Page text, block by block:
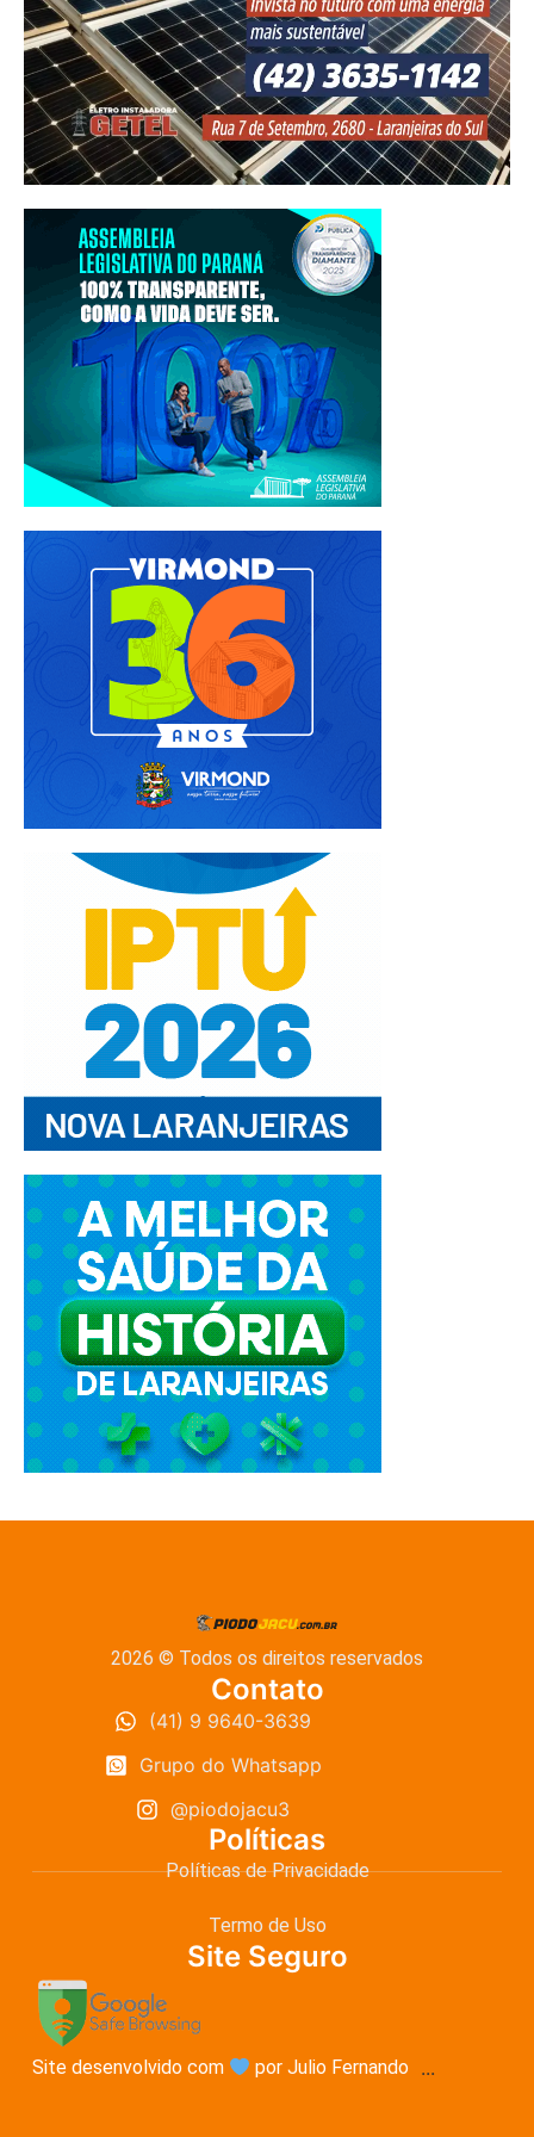
2026 © Todos os direitos reservados
Contato
(41) 9 9640-3639
Grupo do Whatsapp
@piodojacu3
Políticas
Políticas de Privacidade
Termo de Uso
Site Seguro
Site desenvolvido com por Julio Fernando ...